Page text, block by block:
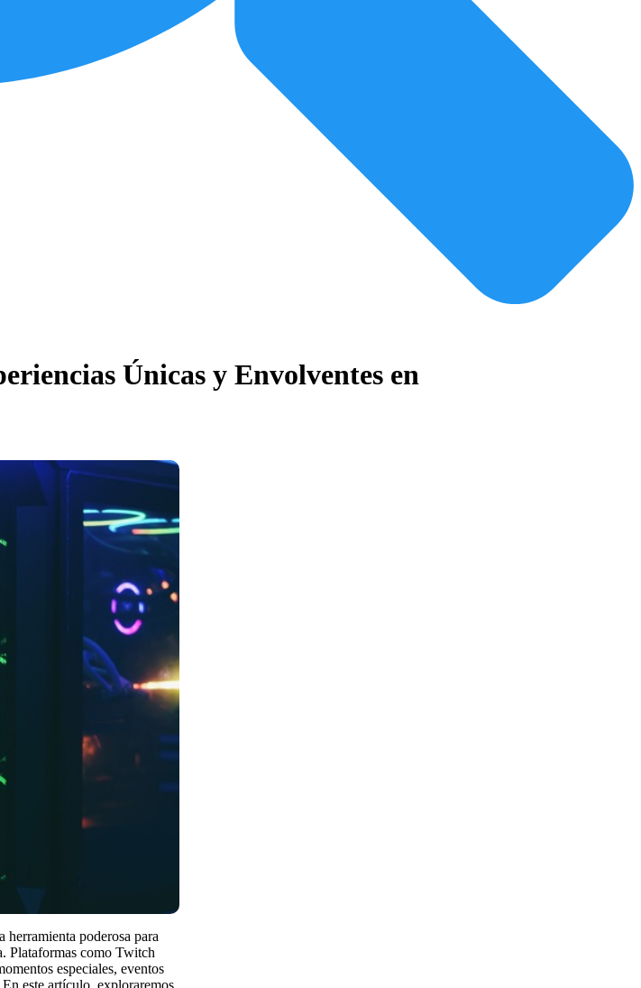
Únicas y Envolventes en
herramienta poderosa para
Plataformas como Twitch
especiales, eventos
este artículo, exploraremos